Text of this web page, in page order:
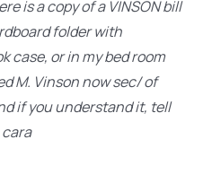
is a copy of a VINSON bill
folder with
case, or in my bed room
M. Vinson now sec/ of
if you understand it, tell